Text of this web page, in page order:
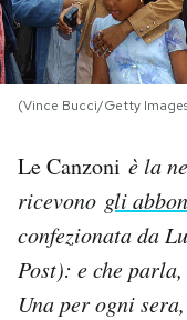
PODCAST
NEWSLETTER
I MIEI PREFERITI
SHOP
(Vince Bucci/Getty
Le Canzoni è la
ricevono gli
confezionata da
Post): e che
Una per ogni